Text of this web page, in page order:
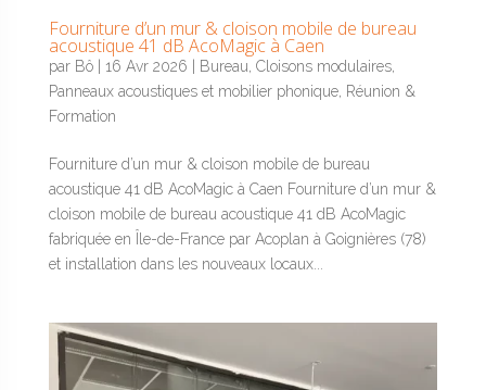
Fourniture d’un mur & cloison mobile de bureau
acoustique 41 dB AcoMagic à Caen
par Bô| 16 Avr 2026 Bureau Cloisons modulaires,
Panneaux acoustiques et mobilier phonique, Réunion &
Formation
Fourniture d’un mur & cloison mobile de bureau
acoustique 41 dB AcoMagic à Caen Fourniture d’un mur &
cloison mobile de bureau acoustique 41 dB AcoMagic
fabriquée en Île-de-France par Acoplan à Goignières (78)
et installation dans les nouveaux locaux...